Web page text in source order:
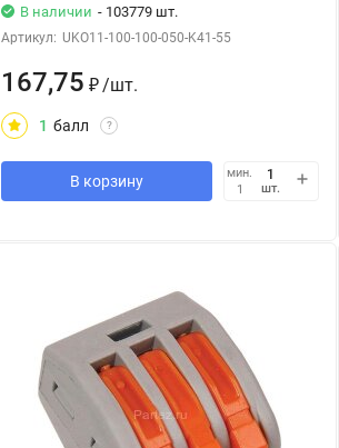
В наличии - 103779 шт.
Артикул: UKO11-100-100-050-K41-55
167,75 ₽/шт.
1 балл ?
В корзину
мин.
1
шт.